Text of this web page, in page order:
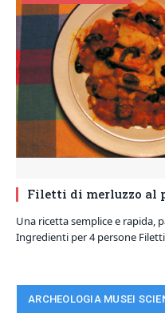
Filetti di merluzzo al
Una ricetta semplice e rapida,
Ingredienti per 4 persone
ARCHEOLOGIA MUSEI